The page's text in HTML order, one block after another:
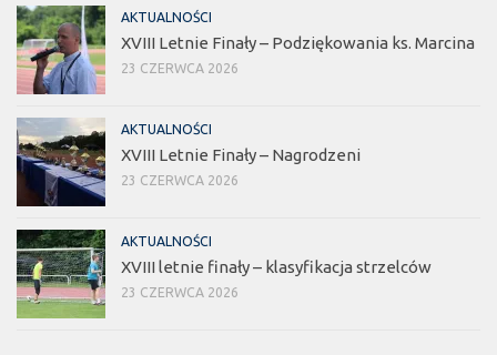
AKTUALNOŚCI
XVIII Letnie Finały – Podziękowania ks. Marcina
23 CZERWCA 2026
AKTUALNOŚCI
XVIII Letnie Finały – Nagrodzeni
23 CZERWCA 2026
AKTUALNOŚCI
XVIII letnie finały – klasyfikacja strzelców
23 CZERWCA 2026